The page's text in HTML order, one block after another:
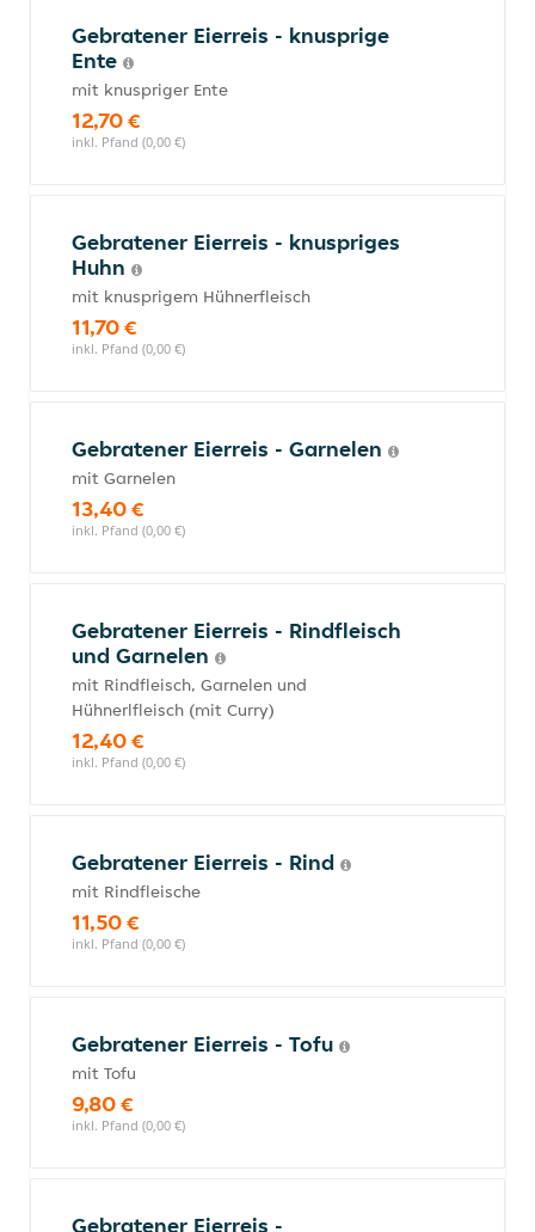
Gebratener Eierreis - knusprige
Ente
mit knuspriger Ente
12,70 €
inkl. Pfand (0,00 €)
Gebratener Eierreis - knuspriges
Huhn
mit knusprigem Hühnerfleisch
11,70 €
inkl. Pfand (0,00 €)
Gebratener Eierreis - Garnelen
mit Garnelen
13,40 €
inkl. Pfand (0,00 €)
Gebratener Eierreis - Rindfleisch
und Garnelen
mit Rindfleisch, Garnelen und
Hühnerlfleisch (mit Curry)
12,40 €
inkl. Pfand (0,00 €)
Gebratener Eierreis - Rind
mit Rindfleische
11,50 €
inkl. Pfand (0,00 €)
Gebratener Eierreis - Tofu
mit Tofu
9,80 €
inkl. Pfand (0,00 €)
Gebratener Eierreis -